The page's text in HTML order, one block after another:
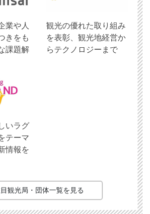
業や人
きをも
課題解
観光の優れた取り組み
を表彰、観光地経営か
らテクノロジーまで
いラグ
テーマ
情報を
観光局・団体一覧を見る